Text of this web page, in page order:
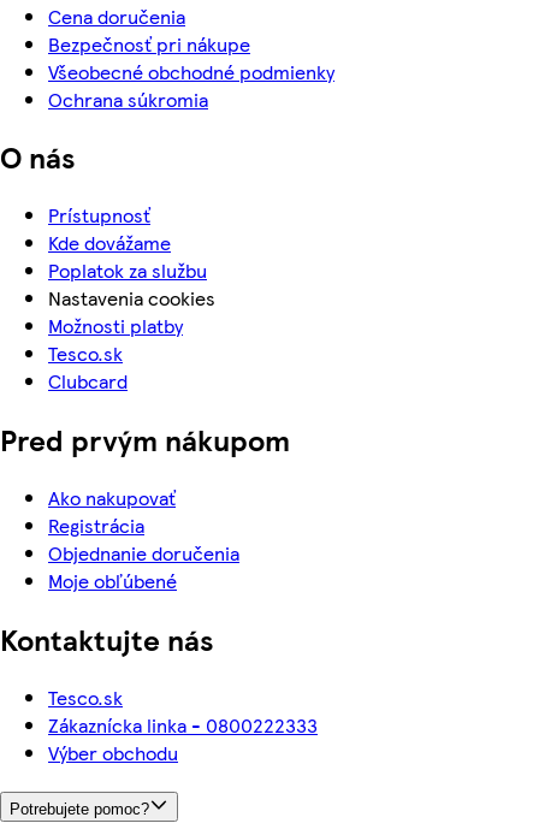
Cena doručenia
Bezpečnosť pri nákupe
Všeobecné obchodné podmienky
Ochrana súkromia
O nás
Prístupnosť
Kde dovážame
Poplatok za službu
Nastavenia cookies
Možnosti platby
Tesco.sk
Clubcard
Pred prvým nákupom
Ako nakupovať
Registrácia
Objednanie doručenia
Moje obľúbené
Kontaktujte nás
Tesco.sk
Zákaznícka linka - 0800222333
Výber obchodu
Potrebujete pomoc?